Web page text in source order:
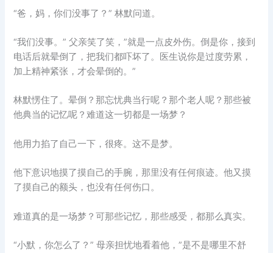
“爸，妈，你们没事了？” 林默问道。
“我们没事。” 父亲笑了笑，”就是一点皮外伤。倒是你，接到
电话后就晕倒了，把我们都吓坏了。医生说你是过度劳累，
加上精神紧张，才会晕倒的。”
林默愣住了。晕倒？那忘忧典当行呢？那个老人呢？那些被
他典当的记忆呢？难道这一切都是一场梦？
他用力掐了自己一下，很疼。这不是梦。
他下意识地摸了摸自己的手腕，那里没有任何痕迹。他又摸
了摸自己的额头，也没有任何伤口。
难道真的是一场梦？可那些记忆，那些感受，都那么真实。
“小默，你怎么了？” 母亲担忧地看着他，”是不是哪里不舒